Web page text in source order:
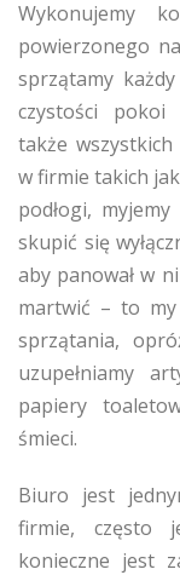
Wykonujemy
powierzonego
sprzątamy
czystości pokoi
także
w firmie takich
podłogi,
skupić się
aby panował w
martwić – to my
sprzątania,
uzupełniamy
papiery
śmieci.
Biuro jest
firmie, często
konieczne jest